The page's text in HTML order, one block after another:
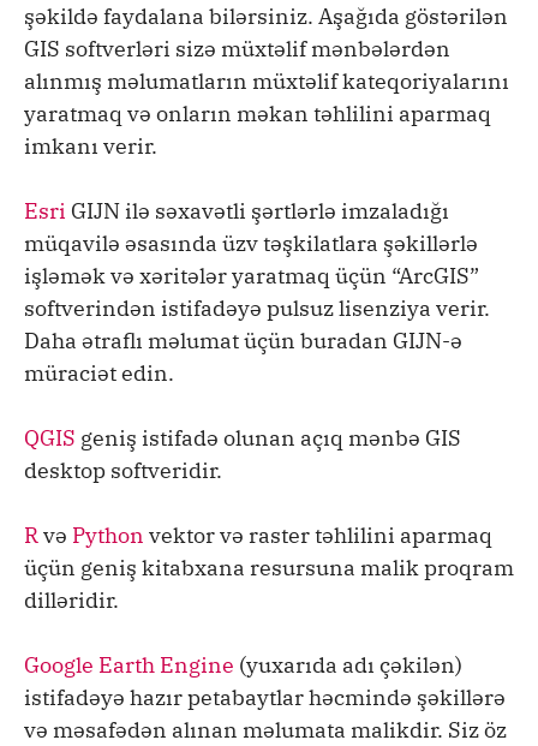
şəkildə faydalana bilərsiniz. Aşağıda göstərilən
GIS softverləri sizə müxtəlif mənbələrdən
alınmış məlumatların müxtəlif kateqoriyalarını
yaratmaq və onların məkan təhlilini aparmaq
imkanı verir.
Esri GIJN ilə səxavətli şərtlərlə imzaladığı
müqavilə əsasında üzv təşkilatlara şəkillərlə
işləmək və xəritələr yaratmaq üçün “ArcGIS”
softverindən istifadəyə pulsuz lisenziya verir.
Daha ətraflı məlumat üçün buradan GIJN-ə
müraciət edin.
QGIS geniş istifadə olunan açıq mənbə GIS
desktop softveridir.
Rvə Python vektor və raster təhlilini aparmaq
üçün geniş kitabxana resursuna malik proqram
dilləridir.
Google Earth Engine (yuxarıda adı çəkilən)
istifadəyə hazır petabaytlar həcmində şəkillərə
və məsafədən alınan məlumata malikdir. Siz öz